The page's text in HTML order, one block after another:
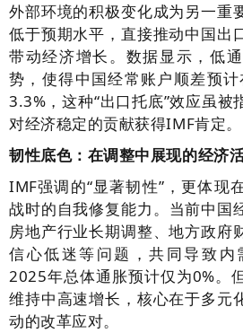
外部环境的积极变化成为另一重
低于预期水平，直接推动中国出
带动经济增长。数据显示，低
势，使得中国经常账户顺差预
3.3%，这种“出口托底”效应虽被
对经济稳定的贡献获得IMF肯定。
韧性底色：在调整中展现的经济
IMF强调的“显著韧性”，更体现
战时的自我修复能力。当前中
房地产行业长期调整、地方政府
信心低迷等问题，共同导致内
2025年总体通胀预计仅为0%。
维持中高速增长，核心在于多元
动的改革应对。